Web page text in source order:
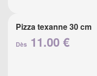
Pizza texanne 30 cm
Dès 11.00 €